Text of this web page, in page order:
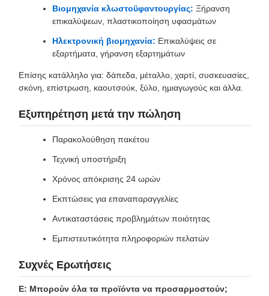
Βιομηχανία κλωστοϋφαντουργίας: Ξήρανση
επικαλύψεων, πλαστικοποίηση υφασμάτων
Ηλεκτρονική βιομηχανία: Επικαλύψεις σε
εξαρτήματα, γήρανση εξαρτημάτων
Επίσης κατάλληλο για: δάπεδα, μέταλλο, χαρτί, συσκευασίες,
σκόνη, επίστρωση, καουτσούκ, ξύλο, ημιαγωγούς και άλλα.
Εξυπηρέτηση μετά την πώληση
Παρακολούθηση πακέτου
Τεχνική υποστήριξη
Χρόνος απόκρισης 24 ωρών
Εκπτώσεις για επαναπαραγγελίες
Αντικαταστάσεις προβλημάτων ποιότητας
Εμπιστευτικότητα πληροφοριών πελατών
Συχνές Ερωτήσεις
Ε: Μπορούν όλα τα προϊόντα να προσαρμοστούν;